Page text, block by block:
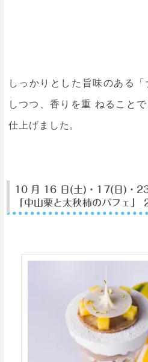
しっかりとした旨味のある
しつつ、香りを重 ねること
仕上げました。
10 月 16 日(土)・17(日)・
「中山栗と太秋柿のパフェ